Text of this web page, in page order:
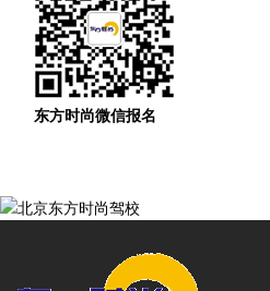
东方时尚微信报名